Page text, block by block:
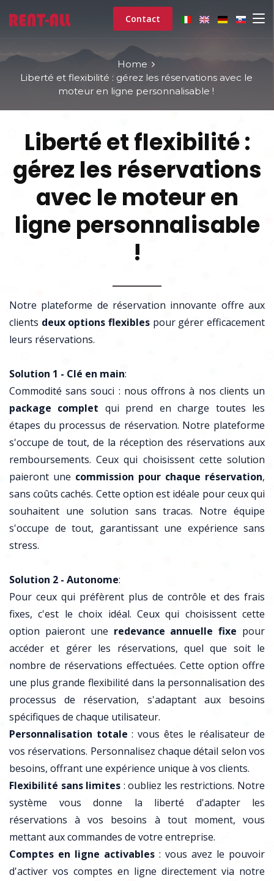
Contact
Home
Liberté et flexibilité : gérez les réservations avec le
moteur en ligne personnalisable !
Liberté et flexibilité :
gérez les réservations
avec le moteur en
ligne personnalisable
!
Notre plateforme de réservation innovante offre aux
clients deux options flexibles pour gérer efficacement
leurs réservations.
Solution 1 - Clé en main:
Commodité sans souci : nous offrons à nos clients un
package complet qui prend en charge toutes les
étapes du processus de réservation. Notre plateforme
s'occupe de tout, de la réception des réservations aux
remboursements. Ceux qui choisissent cette solution
paieront une commission pour chaque réservation,
sans coûts cachés. Cette option est idéale pour ceux qui
souhaitent une solution sans tracas. Notre équipe
s'occupe de tout, garantissant une expérience sans
stress.
Solution 2 - Autonome:
Pour ceux qui préfèrent plus de contrôle et des frais
fixes, c'est le choix idéal. Ceux qui choisissent cette
option paieront une redevance annuelle fixe pour
accéder et gérer les réservations, quel que soit le
nombre de réservations effectuées. Cette option offre
une plus grande flexibilité dans la personnalisation des
processus de réservation, s'adaptant aux besoins
spécifiques de chaque utilisateur.
Personnalisation totale : vous êtes le réalisateur de
vos réservations. Personnalisez chaque détail selon vos
besoins, offrant une expérience unique à vos clients.
Flexibilité sans limites : oubliez les restrictions. Notre
système vous donne la liberté d'adapter les
réservations à vos besoins à tout moment, vous
mettant aux commandes de votre entreprise.
Comptes en ligne activables : vous avez le pouvoir
d'activer vos comptes en ligne directement via notre